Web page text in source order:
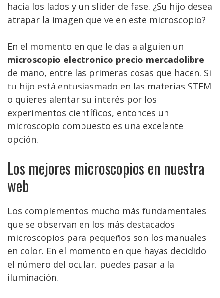
hacia los lados y un slider de fase. ¿Su hijo desea
atrapar la imagen que ve en este microscopio?
En el momento en que le das a alguien un
microscopio electronico precio mercadolibre
de mano, entre las primeras cosas que hacen. Si
tu hijo está entusiasmado en las materias STEM
o quieres alentar su interés por los
experimentos científicos, entonces un
microscopio compuesto es una excelente
opción.
Los mejores microscopios en nuestra
web
Los complementos mucho más fundamentales
que se observan en los más destacados
microscopios para pequeños son los manuales
en color. En el momento en que hayas decidido
el número del ocular, puedes pasar a la
iluminación.